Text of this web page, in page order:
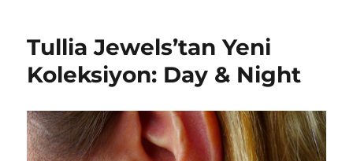
Tullia Jewels’tan Yeni
Koleksiyon: Day & Night